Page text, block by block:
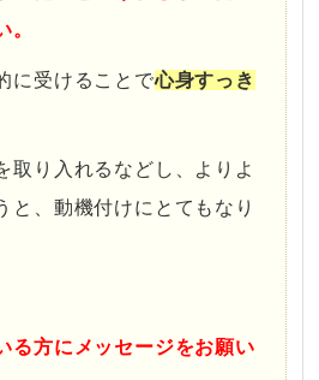
。
に受けることで心身すっき
取り入れるなどし、よりよ
と、動機付けにとてもなり
る方にメッセージをお願い